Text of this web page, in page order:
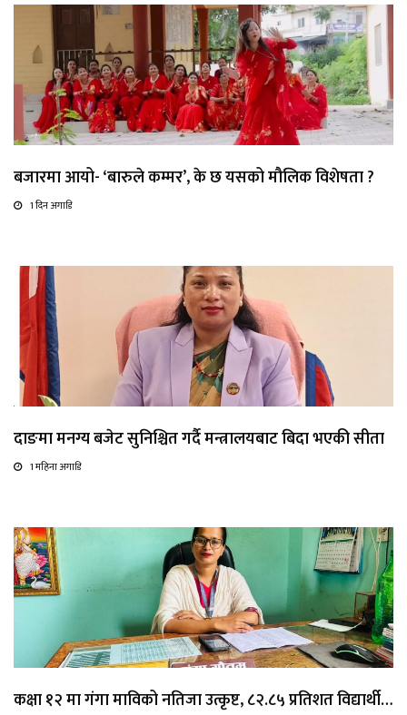
बजारमा आयो- ‘बारुले कम्मर’, के छ यसको मौलिक विशेषता ?
1 दिन अगाडि
दाङमा मनग्य बजेट सुनिश्चित गर्दै मन्त्रालयबाट बिदा भएकी सीता
1 महिना अगाडि
कक्षा १२ मा गंगा माविको नतिजा उत्कृष्ट, ८२.८५ प्रतिशत विद्यार्थी…